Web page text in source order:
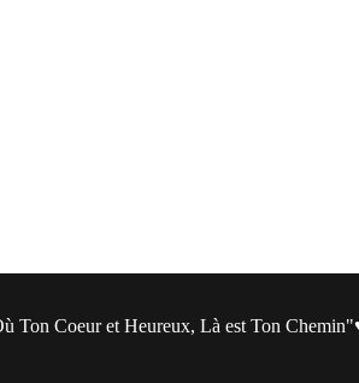
Ton Coeur et Heureux, Là est Ton